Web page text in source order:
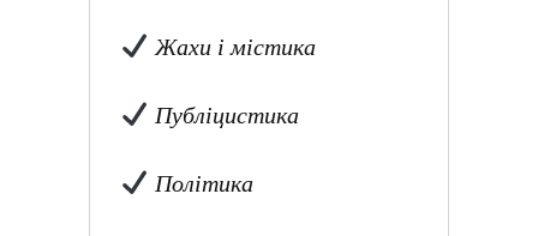
Жахи і містика
Публіцистика
Політика